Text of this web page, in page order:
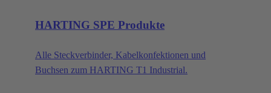
HARTING SPE Produkte
Alle Steckverbinder, Kabelkonfektionen und
Buchsen zum HARTING T1 Industrial.